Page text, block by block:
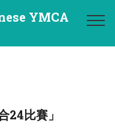
YMCA
24比賽」